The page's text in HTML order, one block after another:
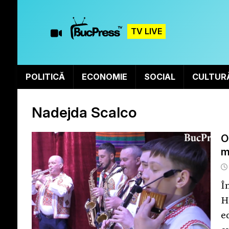
TV LIVE
POLITICĂ ECONOMIE SOCIAL
Nadejda Scalco